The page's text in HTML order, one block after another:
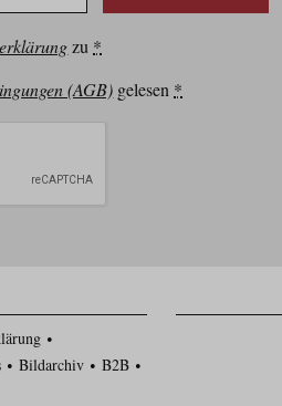
zu *
(AGB) gelesen *
Bildarchiv
B2B